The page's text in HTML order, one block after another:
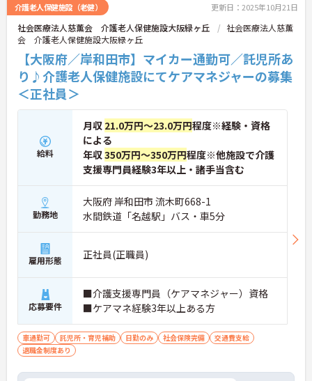
介護老人保健施設（老健） 更新日：2025年10月21日
社会医療法人慈薫会 介護老人保健施設大阪緑ヶ丘
社会医療法人慈薫
会 介護老人保健施設大阪緑ヶ丘
【大阪府／岸和田市】マイカー通勤可／託児所あ
り♪介護老人保健施設にてケアマネジャーの募集
＜正社員＞
給料
月収 21.0万円～23.0万円程度※経験・資格
による
年収350万円～350万円程度※他施設で介護
支援専門員経験3年以上・諸手当含む
勤務地
大阪府 岸和田市 流木町668-1
水間鉄道「名越駅」バス・車5分
雇用形態 正社員(正職員)
応募要件
■介護支援専門員（ケアマネジャー）資格
■ケアマネ経験3年以上ある方
車通勤可 託児所・育児補助 日勤のみ 社会保険完備
交通費支給
退職金制度あり